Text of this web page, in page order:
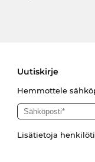
Uutiskirje
Hemmottele
Lisätietoja